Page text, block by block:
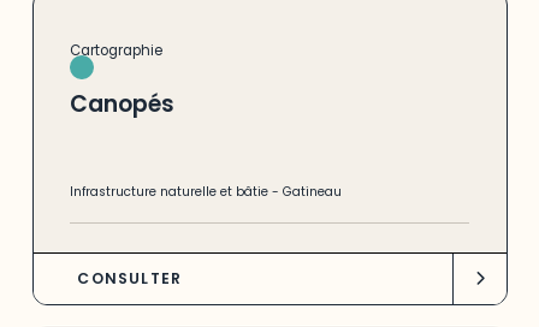
Cartographie
Canopés
Infrastructure naturelle et bâtie -Gatineau
CONSULTER